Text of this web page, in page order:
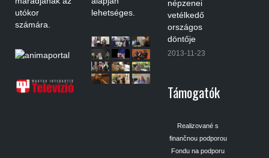
utókor
számára.
lehetséges.
népzenei
vetélkedő
országos
döntője
2013-11-23
Támogatók
Realizované s
finančnou podporou
Fondu na podporu